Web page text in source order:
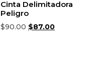
Cinta Delimitadora
Peligro
$90.00 $87.00